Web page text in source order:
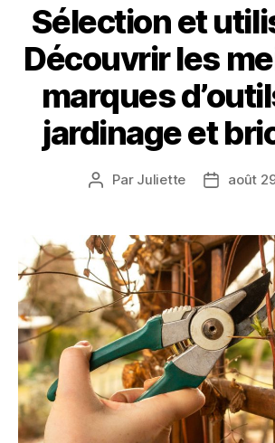
Sélection et
Découvrir les
marques
jardinage et
Par Juliette août